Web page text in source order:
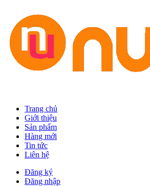
Trang chủ
Giới thiệu
Sản phẩm
Hàng mới
Tin tức
Liên hệ
Đăng ký
Đăng nhập